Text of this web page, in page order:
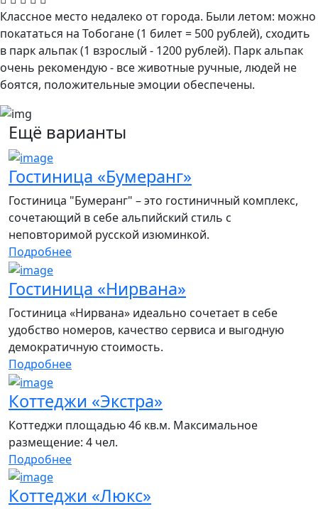
Классное место недалеко от города. Были летом: можно
покататься на Тобогане (1 билет = 500 рублей), сходить
в парк альпак (1 взрослый - 1200 рублей). Парк альпак
очень рекомендую - все животные ручные, людей не
боятся, положительные эмоции обеспечены.
Ещё варианты
Гостиница «Бумеранг»
Гостиница "Бумеранг" – это гостиничный комплекс,
сочетающий в себе альпийский стиль с
неповторимой русской изюминкой.
Подробнее
Гостиница «Нирвана»
Гостиница «Нирвана» идеально сочетает в себе
удобство номеров, качество сервиса и выгодную
демократичную стоимость.
Подробнее
Коттеджи «Экстра»
Коттеджи площадью 46 кв.м. Максимальное
размещение: 4 чел.
Подробнее
Коттеджи «Люкс»